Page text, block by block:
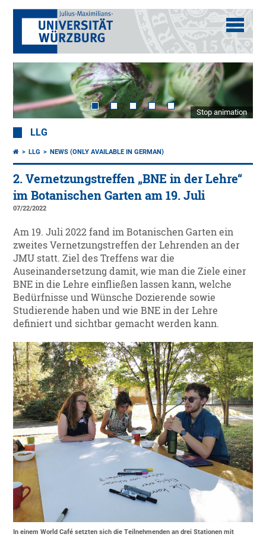
Stop animation
LLG
LLG NEWS (ONLY AVAILABLE IN GERMAN)
2. Vernetzungstreffen „BNE in der Lehre“
im Botanischen Garten am 19. Juli
07/22/2022
Am 19. Juli 2022 fand im Botanischen Garten ein
zweites Vernetzungstreffen der Lehrenden an der
JMU statt. Ziel des Treffens war die
Auseinandersetzung damit, wie man die Ziele einer
BNE in die Lehre einfließen lassen kann, welche
Bedürfnisse und Wünsche Dozierende sowie
Studierende haben und wie BNE in der Lehre
definiert und sichtbar gemacht werden kann.
In einem World Café setzten sich die Teilnehmenden an drei Stationen mit